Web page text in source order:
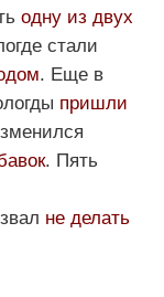
одну из двух
стали
. Еще в
пришли
. Пять
не делать